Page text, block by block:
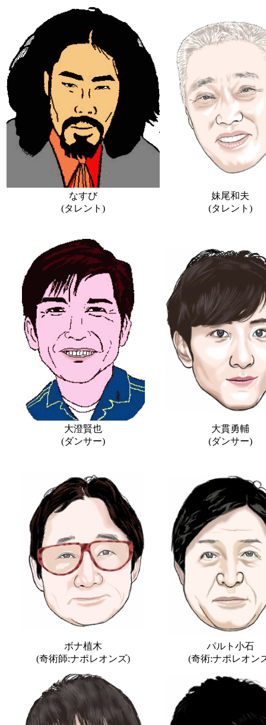
なすび
(タレント)
妹尾和夫
(タレント)
大澄賢也
(ダンサー)
大貫勇輔
(ダンサー)
ボナ植木
(奇術師:ナポレオンズ)
パルト小石
(奇術:ナポレオン